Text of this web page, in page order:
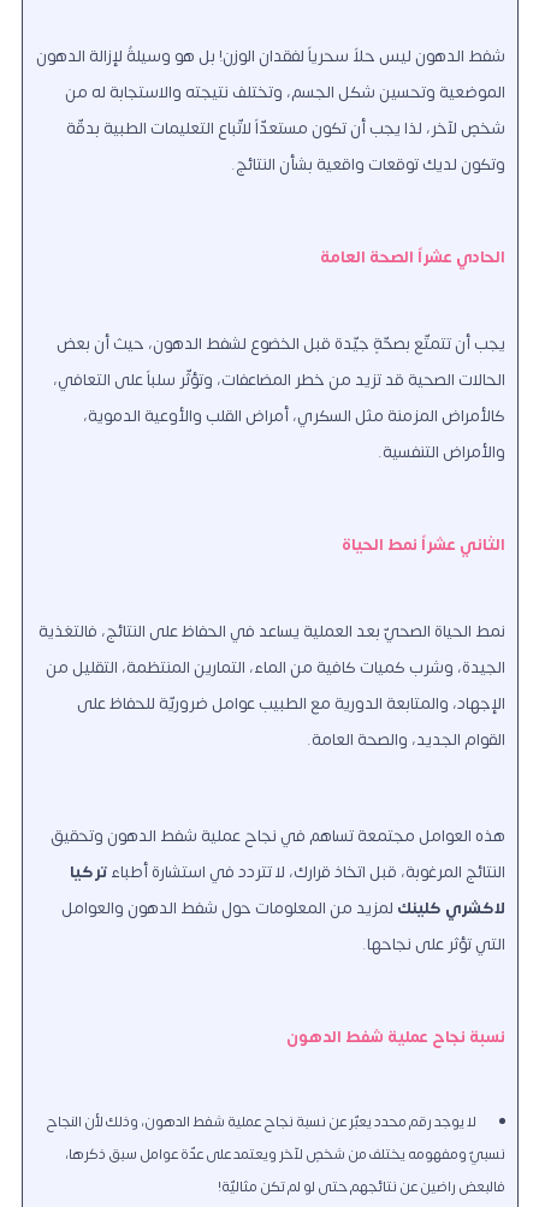
شفط الدهون ليس حلاً سحرياً لفقدان الوزن! بل هو وسيلةٌ لإزالة الدهون
الموضعية وتحسين شكل الجسم، وتختلف نتيجته والاستجابة له من
شخصٍ لآخر، لذا يجب أن تكون مستعدّاً لاتّباع التعليمات الطبية بدقّة
وتكون لديك توقعات واقعية بشأن النتائج.
الحادي عشراً الصحة العامة
يجب أن تتمتّع بصحّةٍ جيّدة قبل الخضوع لشفط الدهون، حيث أن بعض
الحالات الصحية قد تزيد من خطر المضاعفات، وتؤثّر سلباً على التعافي،
كالأمراض المزمنة مثل السكري، أمراض القلب والأوعية الدموية،
والأمراض التنفسية.
الثاني عشراً نمط الحياة
نمط الحياة الصحيّ بعد العملية يساعد في الحفاظ على النتائج، فالتغذية
الجيدة، وشرب كميات كافية من الماء، التمارين المنتظمة، التقليل من
الإجهاد، والمتابعة الدورية مع الطبيب عوامل ضروريّة للحفاظ على
القوام الجديد، والصحة العامة.
هذه العوامل مجتمعة تساهم في نجاح عملية شفط الدهون وتحقيق
النتائج المرغوبة، قبل اتخاذ قرارك، لا تتردد في استشارة أطباءتركيا
لاكشري كلينك لمزيد من المعلومات حول شفط الدهون والعوامل
التي تؤثر على نجاحها.
نسبة نجاح عملية شفط الدهون
لا يوجد رقم محدد يعبّر عن نسبة نجاح عملية شفط الدهون، وذلك لأن النجاح
نسبيّ ومفهومه يختلف من شخصٍ لآخر ويعتمد على عدّة عوامل سبق ذكرها،
فالبعض راضين عن نتائجهم حتى لو لم تكن مثاليّة!